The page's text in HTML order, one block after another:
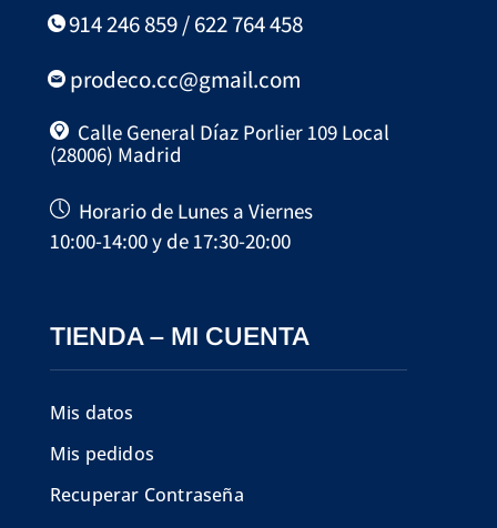
914 246 859 / 622 764 458
prodeco.cc@gmail.com
Calle General Díaz Porlier 109 Local
(28006) Madrid
Horario de Lunes a Viernes
10:00-14:00 y de 17:30-20:00
TIENDA – MI CUENTA
Mis datos
Mis pedidos
Recuperar Contraseña